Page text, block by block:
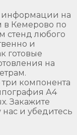
информации на
в Кемерово по
стенд любого
и
готовые
на
три компонента
А4
Закажите
и убедитесь